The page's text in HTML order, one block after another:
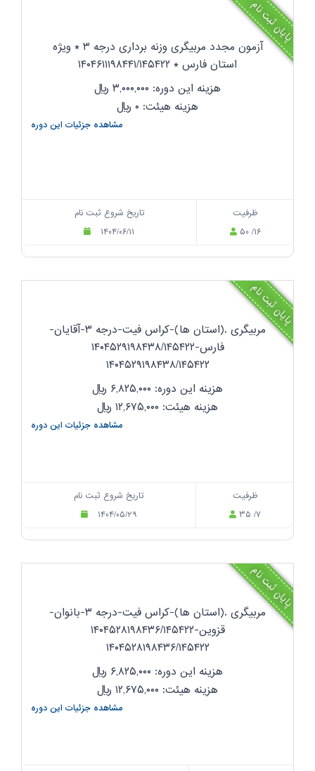
پایان ثبت نام
آزمون مجدد مربیگری وزنه برداری درجه ۳ * ویژه
استان فارس * ۱۴۰۴۶۱۱۱۹۸۴۴۱/۱۴۵۴۲۲
هزینه این دوره: ۳,۰۰۰,۰۰۰
ریال
هزینه هیئت: ۰
ریال
مشاهده جزئیات این دوره
تاریخ شروع ثبت نام
۱۴۰۴/۰۶/۱۱
ظرفیت
۵۰ /۱۶
پایان ثبت نام
مربیگری .(استان ها)-کراس فیت-درجه ۳-آقایان-
فارس-۱۴۰۴۵۲۹۱۹۸۴۳۸/۱۴۵۴۲۲
۱۴۰۴۵۲۹۱۹۸۴۳۸/۱۴۵۴۲۲
هزینه این دوره: ۶,۸۲۵,۰۰۰
ریال
هزینه هیئت: ۱۲,۶۷۵,۰۰۰
ریال
مشاهده جزئیات این دوره
تاریخ شروع ثبت نام
۱۴۰۴/۰۵/۲۹
ظرفیت
۳۵ /۷
پایان ثبت نام
مربیگری .(استان ها)-کراس فیت-درجه ۳-بانوان-
قزوین-۱۴۰۴۵۲۸۱۹۸۴۳۶/۱۴۵۴۲۲
۱۴۰۴۵۲۸۱۹۸۴۳۶/۱۴۵۴۲۲
هزینه این دوره: ۶,۸۲۵,۰۰۰
ریال
هزینه هیئت: ۱۲,۶۷۵,۰۰۰
ریال
مشاهده جزئیات این دوره